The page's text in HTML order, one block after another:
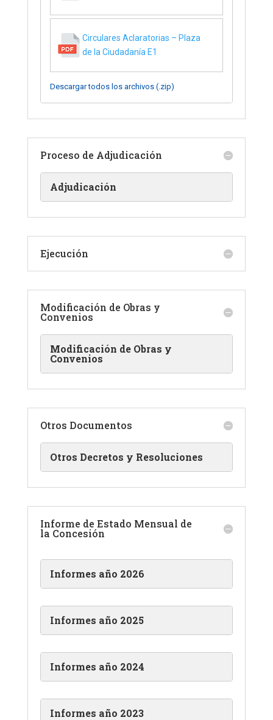
Circulares Aclaratorias – Plaza
de la Ciudadanía E1
Descargar todos los archivos (.zip)
Proceso de Adjudicación
Adjudicación
Ejecución
Modificación de Obras y
Convenios
Modificación de Obras y
Convenios
Otros Documentos
Otros Decretos y Resoluciones
Informe de Estado Mensual de
la Concesión
Informes año 2026
Informes año 2025
Informes año 2024
Informes año 2023